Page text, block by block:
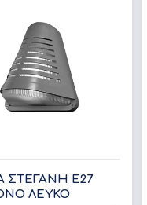
ΣΤΕΓΑΝΗ Ε27
ΛΕΥΚΟ